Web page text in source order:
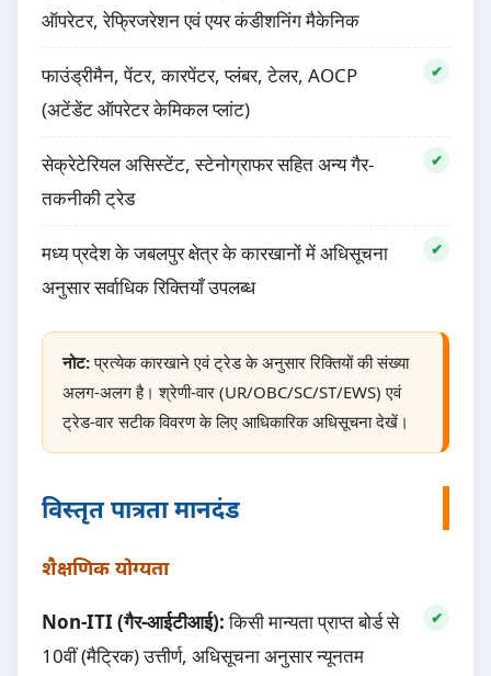
ऑपरेटर, रेफ्रिजरेशन एवं एयर कंडीशनिंग मैकेनिक
फाउंड्रीमैन, पेंटर, कारपेंटर, प्लंबर, टेलर, AOCP
(अटेंडेंट ऑपरेटर केमिकल प्लांट)
सेक्रेटेरियल असिस्टेंट, स्टेनोग्राफर सहित अन्य गैर-
तकनीकी ट्रेड
मध्य प्रदेश के जबलपुर क्षेत्र के कारखानों में अधिसूचना
अनुसार सर्वाधिक रिक्तियाँ उपलब्ध
नोट:प्रत्येक कारखाने एवं ट्रेड के अनुसार रिक्तियों की संख्या
अलग-अलग है। श्रेणी-वार (UR/OBC/SC/ST/EWS) एवं
ट्रेड-वार सटीक विवरण के लिए आधिकारिक अधिसूचना देखें।
विस्तृत पात्रता मानदंड
शैक्षणिक योग्यता
Non-ITI (गैर-आईटीआई):किसी मान्यता प्राप्त बोर्ड से
10वीं (मैट्रिक) उत्तीर्ण, अधिसूचना अनुसार न्यूनतम